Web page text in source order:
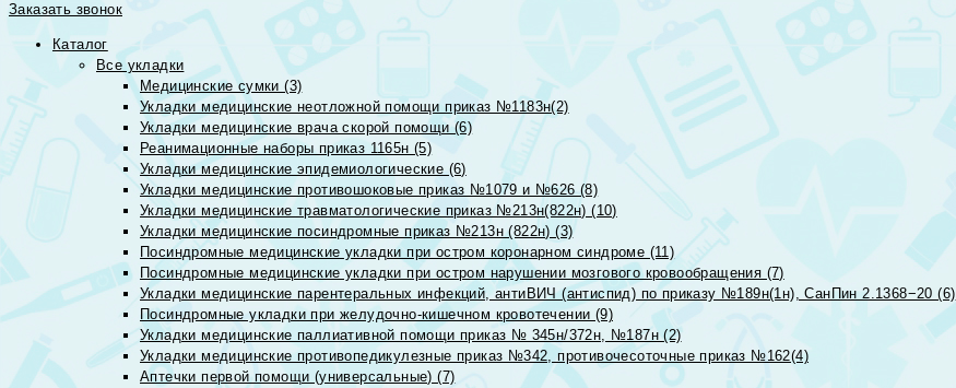
Заказать звонок
Каталог
Все укладки
Медицинские сумки (3)
Укладки медицинские неотложной помощи приказ №1183н(2)
Укладки медицинские врача скорой помощи (6)
Реанимационные наборы приказ 1165н (5)
Укладки медицинские эпидемиологические (6)
Укладки медицинские противошоковые приказ №1079 и №626 (8)
Укладки медицинские травматологические приказ №213н(822н) (10)
Укладки медицинские посиндромные приказ №213н (822н) (3)
Посиндромные медицинские укладки при остром коронарном синдроме (11)
Посиндромные медицинские укладки при остром нарушении мозгового кровообращения (7)
Укладки медицинские парентеральных инфекций, антиВИЧ (антиспид) по приказу №189н(1н), СанПин 2.1368−20 (6)
Посиндромные укладки при желудочно-кишечном кровотечении (9)
Укладки медицинские паллиативной помощи приказ № 345н/372н, №187н (2)
Укладки медицинские противопедикулезные приказ №342, противочесоточные приказ №162(4)
Аптечки первой помощи (универсальные) (7)